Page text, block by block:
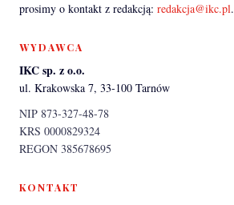
prosimy o kontakt z redakcją: redakcja@ikc.pl.
WYDAWCA
IKC sp. z o.o.
ul. Krakowska 7, 33-100 Tarnów
NIP 873-327-48-78
KRS 0000829324
REGON 385678695
KONTAKT